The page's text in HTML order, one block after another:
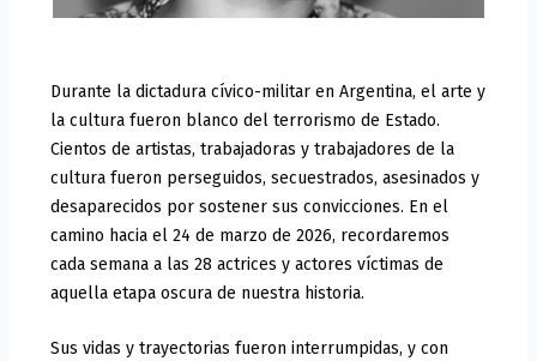
Durante la dictadura cívico-militar en Argentina, el arte y
la cultura fueron blanco del terrorismo de Estado.
Cientos de artistas, trabajadoras y trabajadores de la
cultura fueron perseguidos, secuestrados, asesinados y
desaparecidos por sostener sus convicciones. En el
camino hacia el 24 de marzo de 2026, recordaremos
cada semana a las 28 actrices y actores víctimas de
aquella etapa oscura de nuestra historia.
Sus vidas y trayectorias fueron interrumpidas, y con